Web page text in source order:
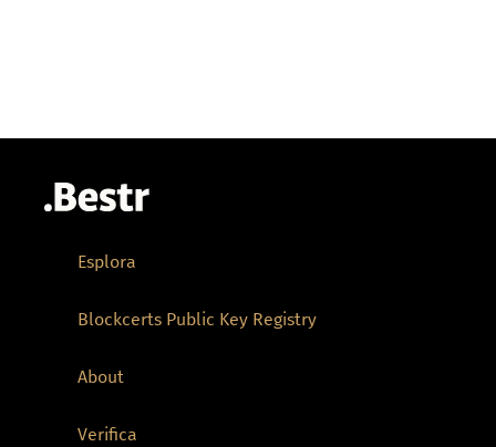
Esplora
Blockcerts Public Key Registry
About
Verifica